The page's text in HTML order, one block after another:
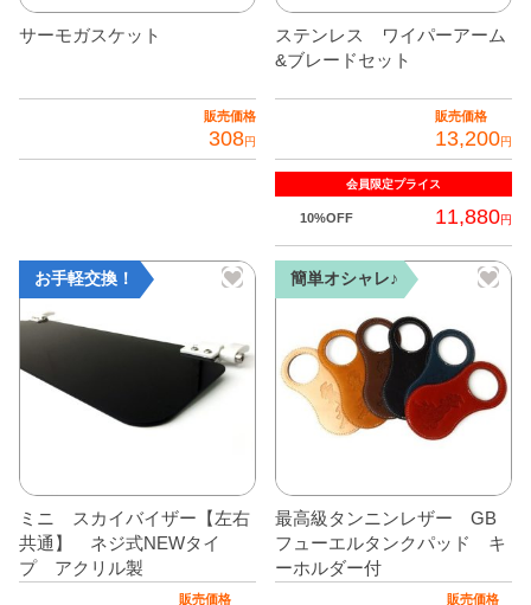
サーモガスケット
販売価格
308円
ステンレス ワイパーアーム
&ブレードセット
販売価格
13,200円
会員限定プライス
10%OFF 11,880円
お手軽交換！
ミニ スカイバイザー【左右
共通】 ネジ式NEWタイ
プ アクリル製
販売価格
簡単オシャレ♪
最高級タンニンレザー GB
フューエルタンクパッド キ
ーホルダー付
販売価格